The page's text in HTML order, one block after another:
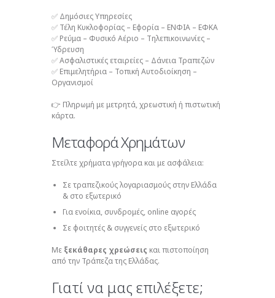
✅ Δημόσιες Υπηρεσίες
✅ Τέλη Κυκλοφορίας – Εφορία – ΕΝΦΙΑ – ΕΦΚΑ
✅ Ρεύμα – Φυσικό Αέριο – Τηλεπικοινωνίες –
Ύδρευση
✅ Ασφαλιστικές εταιρείες – Δάνεια Τραπεζών
✅ Επιμελητήρια – Τοπική Αυτοδιοίκηση –
Οργανισμοί
👉 Πληρωμή με μετρητά, χρεωστική ή πιστωτική
κάρτα.
Μεταφορά Χρημάτων
Στείλτε χρήματα γρήγορα και με ασφάλεια:
Σε τραπεζικούς λογαριασμούς στην Ελλάδα
& στο εξωτερικό
Για ενοίκια, συνδρομές, online αγορές
Σε φοιτητές & συγγενείς στο εξωτερικό
Με ξεκάθαρες χρεώσεις και πιστοποίηση
από την Τράπεζα της Ελλάδας.
Γιατί να μας επιλέξετε;